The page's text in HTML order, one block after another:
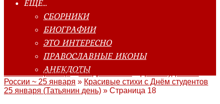
ЕЩЁ…
СБОРНИКИ
БИОГРАФИИ
ЭТО ИНТЕРЕСНО
ПРАВОСЛАВНЫЕ ИКОНЫ
АНЕКДОТЫ
Главная страница»Поздравления
России ~ 25 января » Красивые стихи с Днём студентов
25 января (Татьянин день) » Страница 18